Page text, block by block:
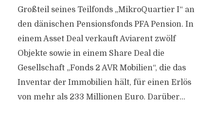
Großteil seines Teilfonds „MikroQuartier I“ an
den dänischen Pensionsfonds PFA Pension. In
einem Asset Deal verkauft Aviarent zwölf
Objekte sowie in einem Share Deal die
Gesellschaft „Fonds 2 AVR Mobilien“, die das
Inventar der Immobilien hält, für einen Erlös
von mehr als 233 Millionen Euro. Darüber...